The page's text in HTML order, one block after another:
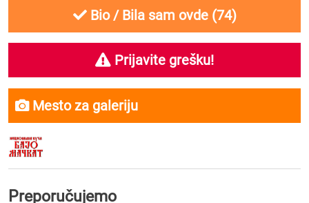
Bio / Bila sam ovde (74)
Prijavite grešku!
Mesto za galeriju
Preporučujemo